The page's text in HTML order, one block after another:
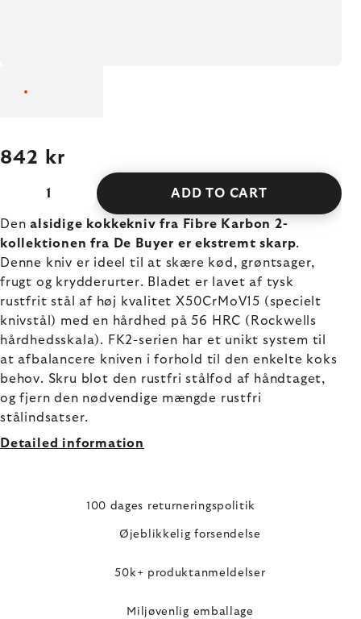
842 kr
ADD TO CART
Denalsidige kokkekniv fra Fibre Karbon 2-
kollektionen fra De Buyer er ekstremt skarp.
Denne kniv er ideel til at skære kød, grøntsager,
frugt og krydderurter. Bladet er lavet af tysk
rustfrit stål af høj kvalitet X50CrMoV15 (specielt
knivstål) med en hårdhed på 56 HRC (Rockwells
hårdhedsskala). FK2-serien har et unikt system til
at afbalancere kniven i forhold til den enkelte koks
behov. Skru blot den rustfri stålfod af håndtaget,
og fjern den nødvendige mængde rustfri
stålindsatser.
Detailed information
100 dages returneringspolitik
Øjeblikkelig forsendelse
50k+ produktanmeldelser
Miljøvenlig emballage